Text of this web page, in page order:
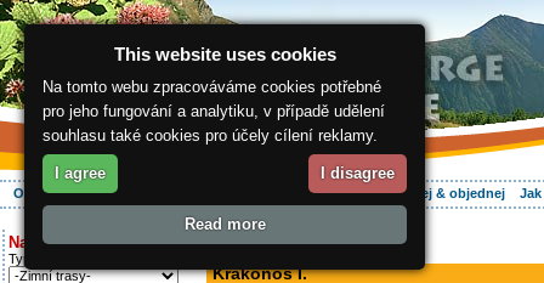
O regionu Aktivně Ubytování Hledej & objednej
Najděte si:
Typ trati
ergis.cz>
Krakonoš I.
This website uses cookies
Na tomto webu zpracováváme cookies potřebné
pro jeho fungování a analytiku, v případě udělení
souhlasu také cookies pro účely cílení reklamy.
I agree I disagree
Read more